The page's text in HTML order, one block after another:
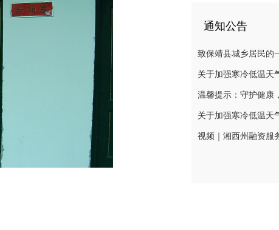
通知公告
致保靖县城乡居民的
关于加强寒冷低温天
温馨提示：守护健康
视频｜湘西州融资服